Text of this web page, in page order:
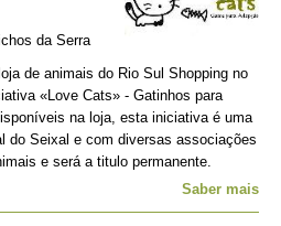
da Serra
de animais do Rio Sul Shopping no
«Love Cats» - Gatinhos para
na loja, esta iniciativa é uma
do Seixal e com diversas associações
e será a titulo permanente.
Saber mais